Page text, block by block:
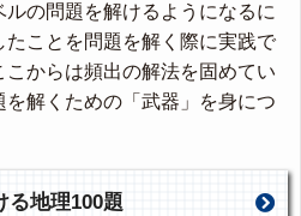
の問題を解けるようになるに
ことを問題を解く際に実践で
からは頻出の解法を固めてい
を解くための「武器」を身につ
る地理100題